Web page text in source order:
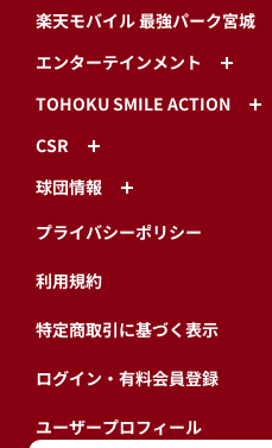
楽天モバイル 最強パーク宮城
エンターテインメント
TOHOKU SMILE ACTION
CSR
球団情報
プライバシーポリシー
利用規約
特定商取引に基づく表示
ログイン・有料会員登録
ユーザープロフィール